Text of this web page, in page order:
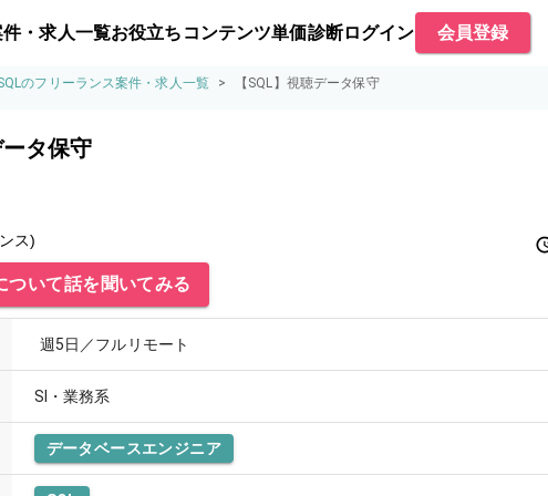
件・求人一覧お役立ちコンテンツ単価診断ログイン 会員登録
のフリーランス案件・求人一覧 > 【SQL】視聴データ保守
ータ保守
ス)
ついて話を聞いてみる
週5日／フルリモート
SI・業務系
データベースエンジニア